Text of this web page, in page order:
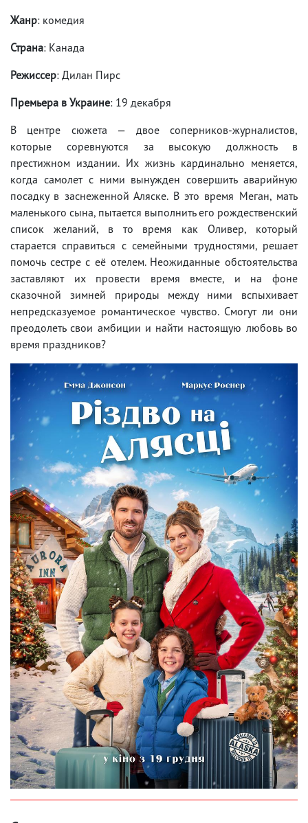
Жанр: комедия
Страна: Канада
Режиссер: Дилан Пирс
Премьера в Украине: 19 декабря
В центре сюжета — двое соперников-журналистов,
которые соревнуются за высокую должность в
престижном издании. Их жизнь кардинально меняется,
когда самолет с ними вынужден совершить аварийную
посадку в заснеженной Аляске. В это время Меган, мать
маленького сына, пытается выполнить его рождественский
список желаний, в то время как Оливер, который
старается справиться с семейными трудностями, решает
помочь сестре с её отелем. Неожиданные обстоятельства
заставляют их провести время вместе, и на фоне
сказочной зимней природы между ними вспыхивает
непредсказуемое романтическое чувство. Смогут ли они
преодолеть свои амбиции и найти настоящую любовь во
время праздников?